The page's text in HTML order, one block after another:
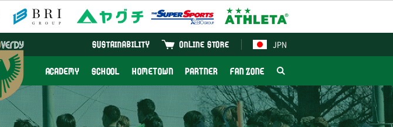
JPN
ONLINE STORE
SUSTAINABILITY
ACADEMY SCHOOL HOMETOWN PARTNER FAN ZONE